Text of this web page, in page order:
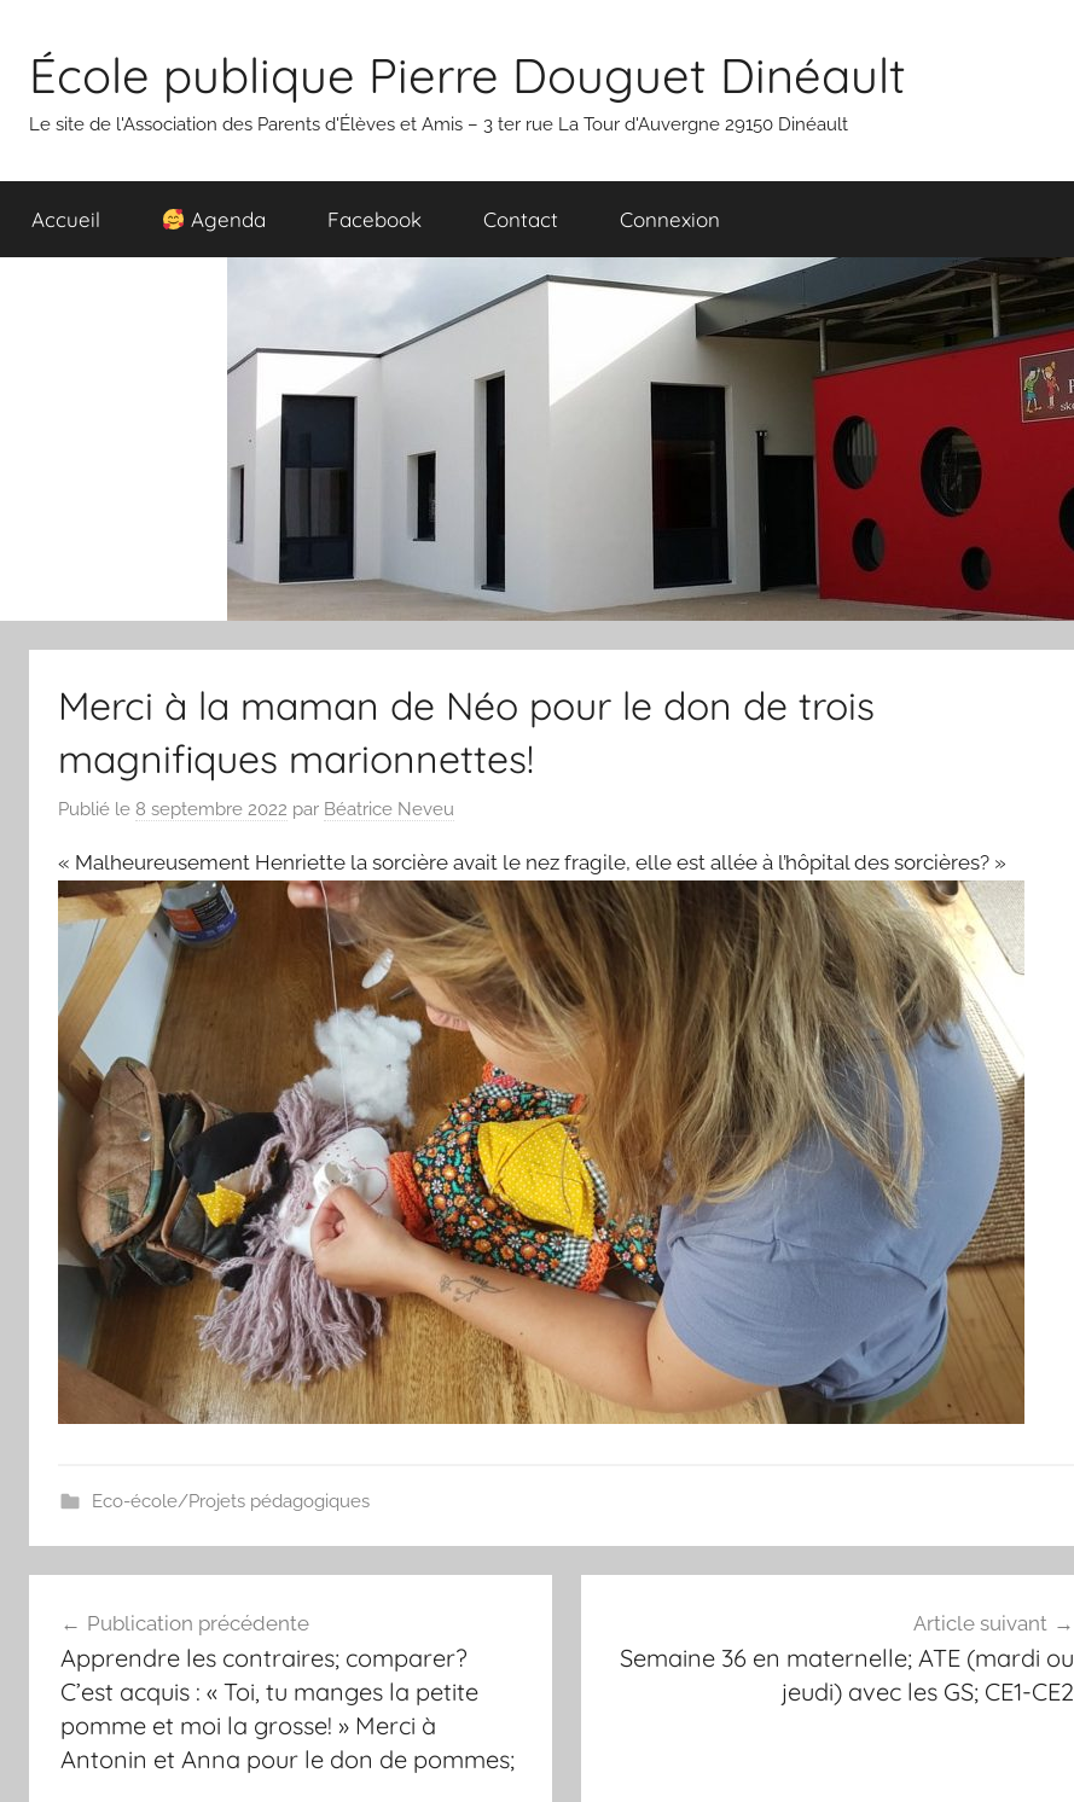
contenu
École publique Pierre Douguet Dinéault
Le site de l'Association des Parents d'Élèves et Amis – 3 ter rue La Tour d'Auvergne 29150 Dinéault
Accueil Agenda Facebook Contact Connexion
Merci à la maman de Néo pour le don de trois
magnifiques marionnettes!
Publié le 8 septembre 2022 par Béatrice Neveu
« Malheureusement Henriette la sorcière avait le nez fragile, elle est allée à l’hôpital des sorcières? »
Eco-école/Projets pédagogiques
de
l’article
Publication précédente
Apprendre les contraires; comparer?
C’est acquis : « Toi, tu manges la petite
pomme et moi la grosse! » Merci à
Antonin et Anna pour le don de pommes;
Article suivant
Semaine 36 en maternelle; ATE (mardi ou
jeudi) avec les GS; CE1-CE2